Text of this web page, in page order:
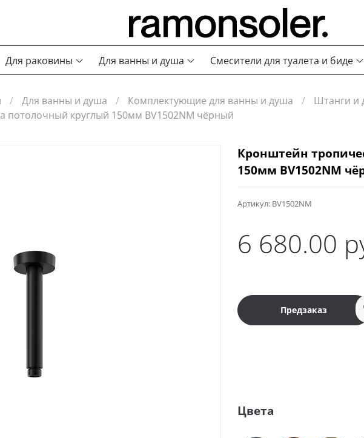
Для раковины Для ванны и душа Смесители для туалета и биде
Для ванны и душа Комплектующие для ванны и душа
Штанги и
потолочный круглый 150мм BV1502NM чёрный
Артикул: BV1502NM
Кронштейн
150мм BV1502NM
6 680.00
Предзаказ
Цвета